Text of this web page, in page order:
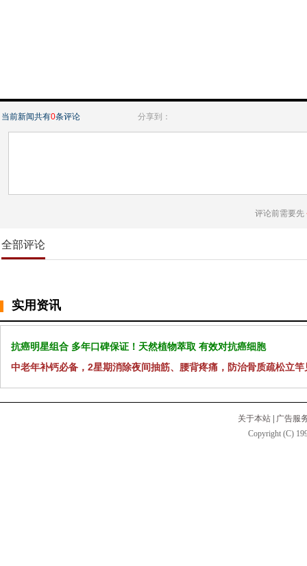
当前新闻共有0条评论 分享到：
评论前需要先
全部评论
实用资讯
抗癌明星组合 多年口碑保证！天然植物萃取 有效对抗癌细胞
中老年补钙必备，2星期消除夜间抽筋、腰背疼痛，防治骨质疏松立竿
关于本站
广告服
Copyright (C)